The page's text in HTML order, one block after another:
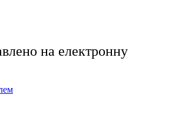
на електронну